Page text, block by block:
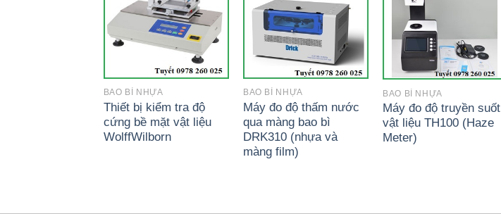
BAO BÌ NHỰA
Thiết bị kiểm tra độ
cứng bề mặt vật liệu
WolffWilborn
BAO BÌ NHỰA
Máy đo độ thấm nước
qua màng bao bì
DRK310 (nhựa và
màng film)
BAO BÌ NHỰA
Máy đo độ truyền suốt
vật liệu TH100 (Haze
Meter)